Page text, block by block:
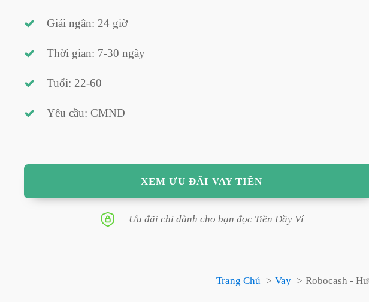
Giải ngân: 24 giờ
Thời gian: 7-30 ngày
Tuổi: 22-60
Yêu cầu: CMND
XEM ƯU ĐÃI VAY TIỀN
Ưu đãi chỉ dành cho bạn đọc Tiền Đầy Ví
Trang Chủ Vay Robocash -